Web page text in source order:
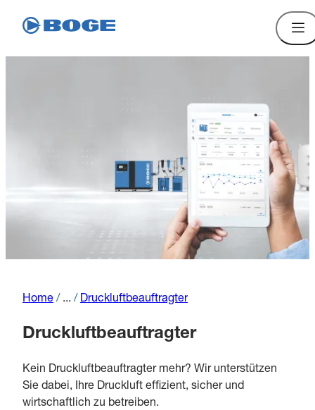
Home / ... / Druckluftbeauftragter
Druckluftbeauftragter
Kein Druckluftbeauftragter mehr? Wir unterstützen
Sie dabei, Ihre Druckluft effizient, sicher und
wirtschaftlich zu betreiben.